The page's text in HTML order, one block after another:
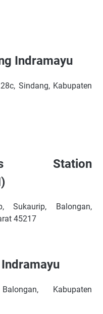
Indramayu
Sindang, Kabupaten
Station
Sukaurip, Balongan,
45217
Kabupaten